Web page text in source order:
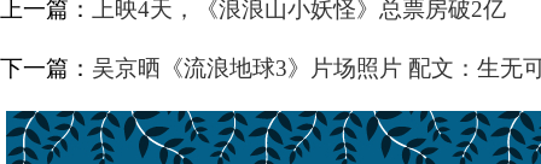
上一篇： 上映4天，《浪浪山小妖怪》总票房破2亿
下一篇： 吴京晒《流浪地球3》片场照片 配文：生